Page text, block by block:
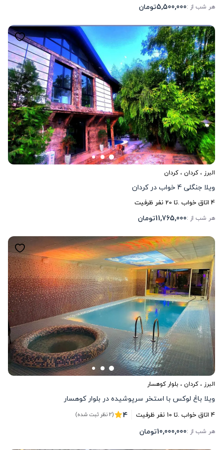
هر شب از :5,500,000تومان
البرز ،کردان ، کردان
ویلا جنگلی 4 خواب در کردان
4 اتاق خواب .تا20 نفر ظرفیت
هر شب از :11,765,000تومان
البرز ،کردان ، بلوار کوهسار
ویلا باغ لوکس با استخر سرپوشیده در بلوار کوهسار
4 اتاق خواب .تا10 نفر ظرفیت 4 (2 نظر ثبت شده)
هر شب از :10,000,000تومان